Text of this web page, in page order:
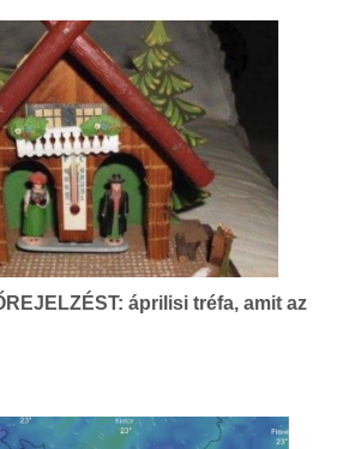
áprilisi tréfa, amit az